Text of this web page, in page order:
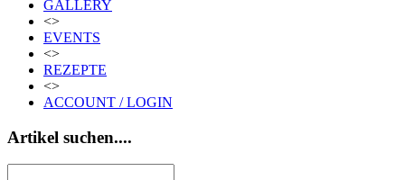
GALLERY
<>
EVENTS
<>
REZEPTE
<>
ACCOUNT / LOGIN
Artikel suchen....